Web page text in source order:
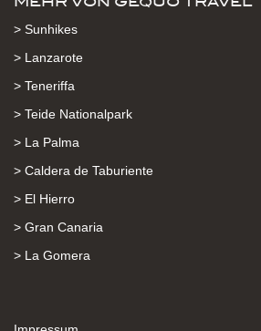
> Sunhikes
> Lanzarote
> Teneriffa
> Teide Nationalpark
> La Palma
> Caldera de Taburiente
> El Hierro
> Gran Canaria
> La Gomera